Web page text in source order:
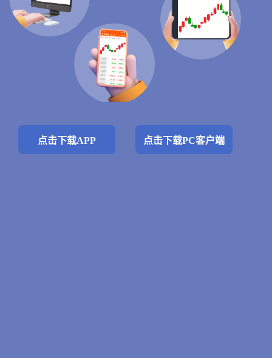
点击下载APP 点击下载PC客户端